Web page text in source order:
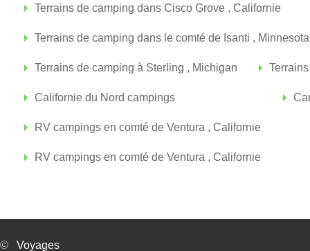
Terrains de camping dans Cisco Grove , Californie
Terrains de camping dans le comté de Isanti , Minnesota
Terrains de camping à Sterling , Michigan
Californie du Nord campings
RV campings en comté de Ventura , Californie
RV campings en comté de Ventura , Californie
© Voyages